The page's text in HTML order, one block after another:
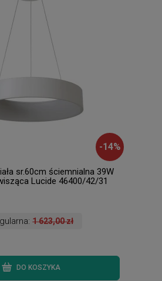
-14%
sr.60cm ściemnialna 39W
Lucide 46400/42/31
1 623,00 zł
DO KOSZYKA